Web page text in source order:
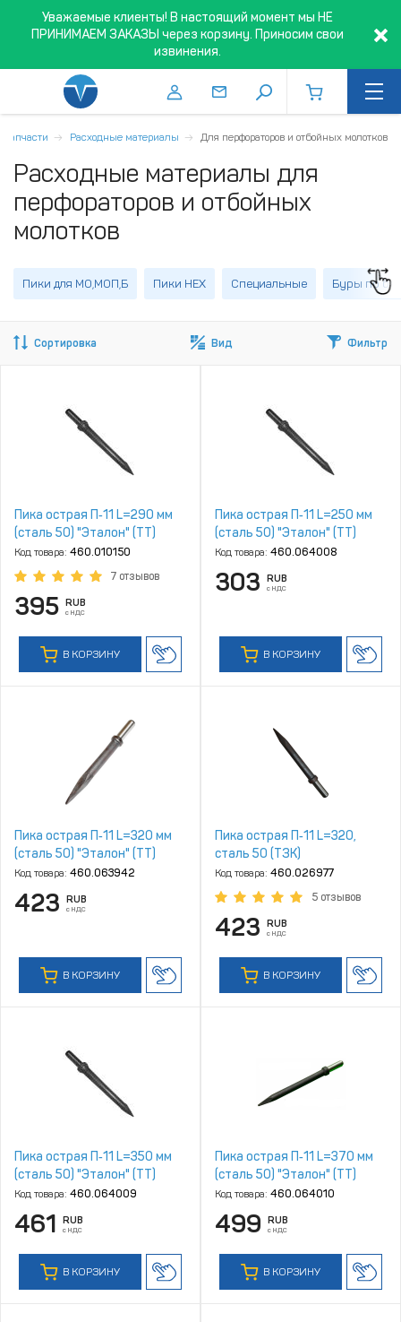
Уважаемые клиенты! В настоящий момент мы НЕ
ПРИНИМАЕМ ЗАКАЗЫ через корзину. Приносим свои
извинения.
запчасти Расходные материалы Для перфораторов и отбойных молотков
Расходные материалы для
перфораторов и отбойных
молотков
Пики для МО,МОП,Б Пики HEX Специальные Буры по
Сортировка Вид Фильтр
Пика острая П‑11 L=290 мм
(сталь 50) "Эталон" (ТТ)
Код товара: 460.010150
7 отзывов
395 RUB
с НДС
В КОРЗИНУ
Пика острая П‑11 L=250 мм
(сталь 50) "Эталон" (ТТ)
Код товара: 460.064008
303 RUB
с НДС
В КОРЗИНУ
Пика острая П‑11 L=320 мм
(сталь 50) "Эталон" (ТТ)
Код товара: 460.063942
423 RUB
с НДС
В КОРЗИНУ
Пика острая П‑11 L=320,
сталь 50 (ТЗК)
Код товара: 460.026977
5 отзывов
423 RUB
с НДС
В КОРЗИНУ
Пика острая П‑11 L=350 мм
(сталь 50) "Эталон" (ТТ)
Код товара: 460.064009
461 RUB
с НДС
В КОРЗИНУ
Пика острая П‑11 L=370 мм
(сталь 50) "Эталон" (ТТ)
Код товара: 460.064010
499 RUB
с НДС
В КОРЗИНУ